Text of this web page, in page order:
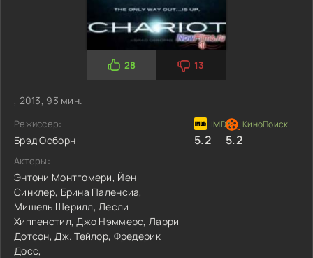
28 13
, 2013, 93 мин.
Режиссер:
Брэд Осборн
Актеры:
Энтони Монтгомери, Йен
Синклер, Брина Паленсиа,
Мишель Шерилл,Лесли
Хиппенстил,Джо Нэммерс,Ларри
Дотсон,Дж. Тейлор, Фредерик
Досс,
5.2 5.2